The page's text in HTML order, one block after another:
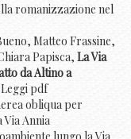
romanizzazione nel
Matteo Frassine,
Papisca, La Via
da Altino a
| Leggi pdf
obliqua per
Annia
lungo la Via